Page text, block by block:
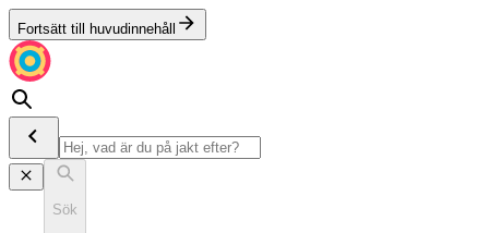
Fortsätt till huvudinnehåll
Sök